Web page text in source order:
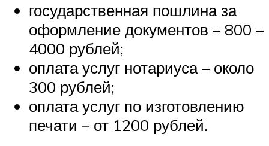
государственная пошлина за
оформление документов – 800 –
4000 рублей;
оплата услуг нотариуса – около
300 рублей;
оплата услуг по изготовлению
печати – от 1200 рублей.